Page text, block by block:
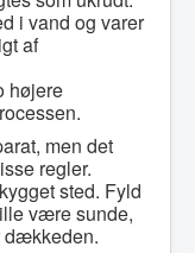
i vand og varer
af
højere
men det
regler.
sted. Fyld
være sunde,
dækkeden.